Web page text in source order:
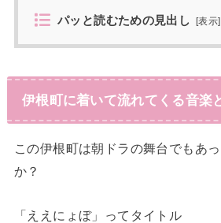
パッと読むための見出し [表示]
伊根町に着いて流れてくる音楽
この伊根町は朝ドラの舞台でもあ
か？
「ええにょぼ」ってタイトル